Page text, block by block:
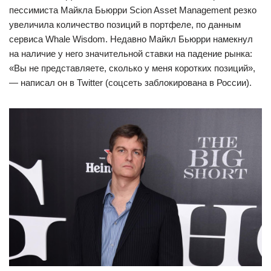
пессимиста Майкла Бьюрри Scion Asset Management резко
увеличила количество позиций в портфеле, по данным
сервиса Whale Wisdom. Недавно Майкл Бьюрри намекнул
на наличие у него значительной ставки на падение рынка:
«Вы не представляете, сколько у меня коротких позиций»,
— написал он в Twitter (соцсеть заблокирована в России).